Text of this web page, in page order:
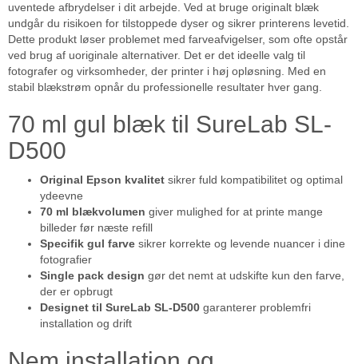
uventede afbrydelser i dit arbejde. Ved at bruge originalt blæk
undgår du risikoen for tilstoppede dyser og sikrer printerens levetid.
Dette produkt løser problemet med farveafvigelser, som ofte opstår
ved brug af uoriginale alternativer. Det er det ideelle valg til
fotografer og virksomheder, der printer i høj opløsning. Med en
stabil blækstrøm opnår du professionelle resultater hver gang.
70 ml gul blæk til SureLab SL-
D500
Original Epson kvalitet sikrer fuld kompatibilitet og optimal
ydeevne
70 ml blækvolumen giver mulighed for at printe mange
billeder før næste refill
Specifik gul farve sikrer korrekte og levende nuancer i dine
fotografier
Single pack design gør det nemt at udskifte kun den farve,
der er opbrugt
Designet til SureLab SL-D500 garanterer problemfri
installation og drift